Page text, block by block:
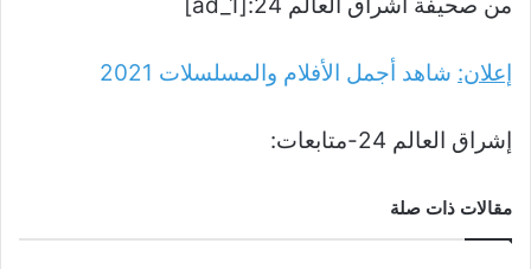
إعلان: شاهد أجمل الأفلام والمسلسلات 2021
إشراق العالم 24-متابعات:
مقالات ذات صلة